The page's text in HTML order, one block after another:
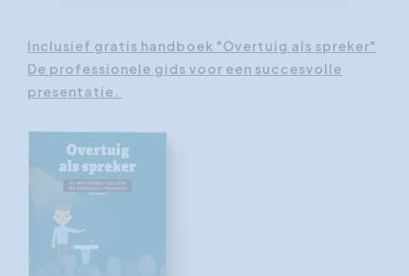
Inclusief gratis handboek "Overtuig als spreker"
De professionele gids voor een succesvolle
presentatie.